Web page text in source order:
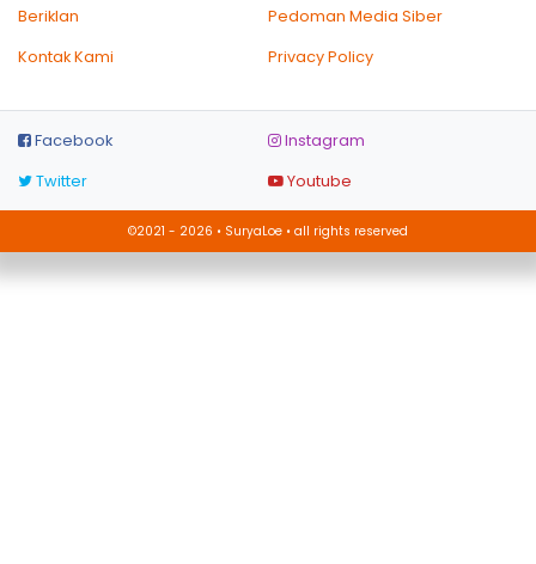
Beriklan
Pedoman Media Siber
Kontak Kami
Privacy Policy
Facebook
Instagram
Twitter
Youtube
©2021 - 2026 • SuryaLoe • all rights reserved